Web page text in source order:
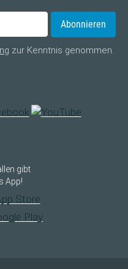
Abonnieren
zur Kenntnis genommen.
gibt
App!